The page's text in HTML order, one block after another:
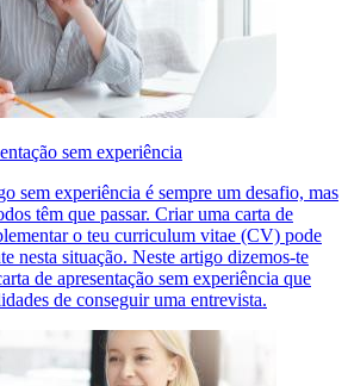
sem experiência
sem experiência é sempre um desafio, mas
têm que passar. Criar uma carta de
o teu curriculum vitae (CV) pode
nesta situação. Neste artigo dizemos-te
de apresentação sem experiência que
de conseguir uma entrevista.